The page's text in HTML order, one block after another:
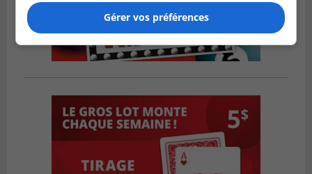
Gérer vos préférences